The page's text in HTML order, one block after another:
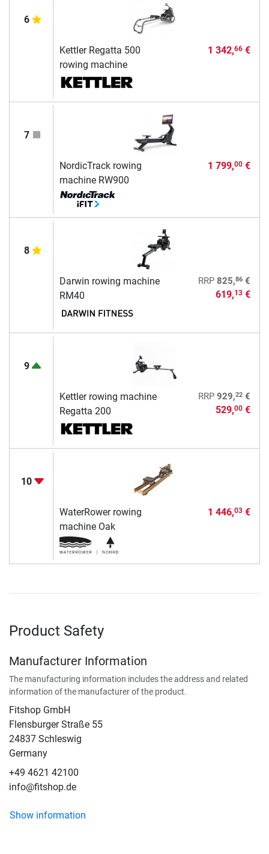
6
Kettler Regatta 500
rowing machine
1 342,66€
7
NordicTrack rowing
machine RW900
1 799,00€
8
Darwin rowing machine
RM40
RRP 825,86€
619,13€
9
Kettler rowing machine
Regatta 200
RRP 929,22€
529,00€
10
WaterRower rowing
machine Oak
1 446,03€
Product Safety
Manufacturer Information
The manufacturing information includes the address and related
information of the manufacturer of the product.
Fitshop GmbH
Flensburger Straße 55
24837 Schleswig
Germany
+49 4621 42100
info@fitshop.de
Show information